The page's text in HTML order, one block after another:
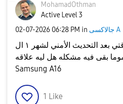
MohamadOthman
Active Level 3
‎02-07-2026 06:28 PM in جالاكسى A
دلوقتي بعد التحديث الأمني لشهر ١ ال fast charger مبقاش
بقى فيه مشكله هل ليه علاقه
Samsung A16
1 Like